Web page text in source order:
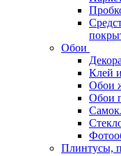
Обои
Клей
Обои
Обои
Плинтусы,